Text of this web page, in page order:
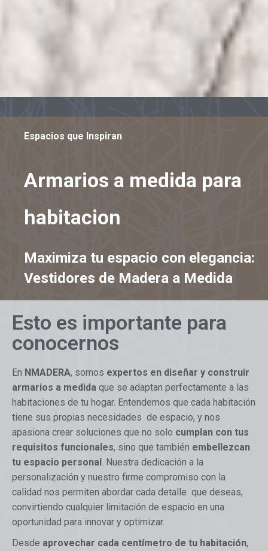
Espacios que Inspiran
Armarios a medida para
habitacion
Maximiza tu espacio con elegancia:
Vestidores de Madera a Medida
Esto es importante para
conocernos
En NMADERA, somos expertos en diseñar y construir
armarios a medida que se adaptan perfectamente a las
habitaciones de tu hogar. Entendemos que cada habitación
tiene sus propias necesidades de espacio, y nos
apasiona crear soluciones que no solo cumplan con tus
requisitos funcionales, sino que también embellezcan
tu espacio personal . Nuestra dedicación a la
personalización y nuestro firme compromiso con la
calidad nos permiten abordar cada detalle que deseas,
convirtiendo cualquier limitación de espacio en una
oportunidad para innovar y optimizar.
Desde aprovechar cada centímetro de tu habitación,